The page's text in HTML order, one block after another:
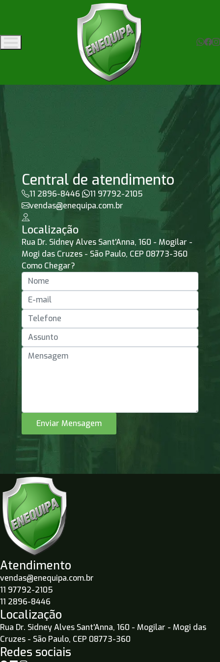
Central de atendimento
11 2896-8446
11 97792-2105
vendas@enequipa.com.br
Localização
Rua Dr. Sidney Alves Sant'Anna, 160 - Mogilar -
Mogi das Cruzes - São Paulo, CEP 08773-360
Como Chegar?
Enviar Mensagem
Atendimento
vendas@enequipa.com.br
11 97792-2105
11 2896-8446
Localização
Rua Dr. Sidney Alves Sant'Anna, 160 - Mogilar - Mogi das
Cruzes - São Paulo, CEP 08773-360
Redes sociais